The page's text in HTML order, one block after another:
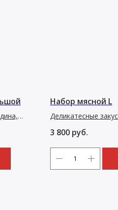
Набор мясной L
Деликатесные
3 800 руб.